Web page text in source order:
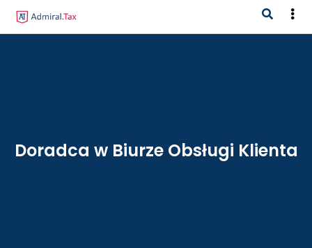
Doradca w Biurze Obsługi Klienta